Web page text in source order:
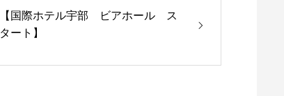
【国際ホテル宇部 ビアホール ス
タート】